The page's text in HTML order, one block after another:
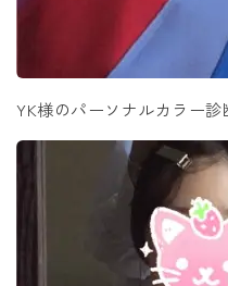
YK様のパーソナルカラー